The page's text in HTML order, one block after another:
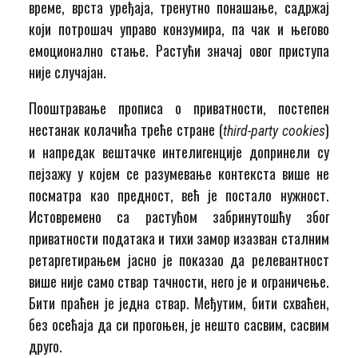
време, врста уређаја, тренутно понашање, садржај
који потрошач управо конзумира, па чак и његово
емоционално стање. Растући значај овог приступа
није случајан.
Пооштравање прописа о приватности, постепен
нестанак колачића треће стране (third-party cookies)
и напредак вештачке интелигенције допринели су
пејзажу у којем се разумевање контекста више не
посматра као предност, већ је постало нужност.
Истовремено са растућом забринутошћу због
приватности података и тихи замор изазван сталним
ретаргетирањем јасно је показао да релевантност
више није само ствар тачности, него је и ограничење.
Бити праћен је једна ствар. Међутим, бити схваћен,
без осећаја да си прогоњен, је нешто сасвим, сасвим
друго.